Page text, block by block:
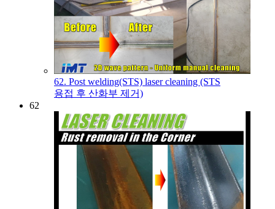
62. Post welding(STS) laser cleaning (STS
용접 후 산화부 제거)
62